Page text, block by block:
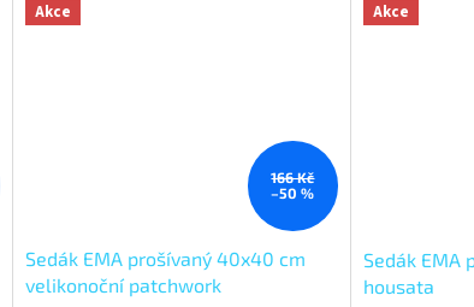
Akce
166 Kč
–50 %
Sedák EMA prošívaný 40x40 cm
velikonoční patchwork
Akce
Sedák EMA
housata